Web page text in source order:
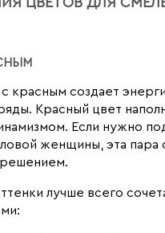
красным создает
Красный цвет
Если нужно
женщины, эта пара
лучше всего